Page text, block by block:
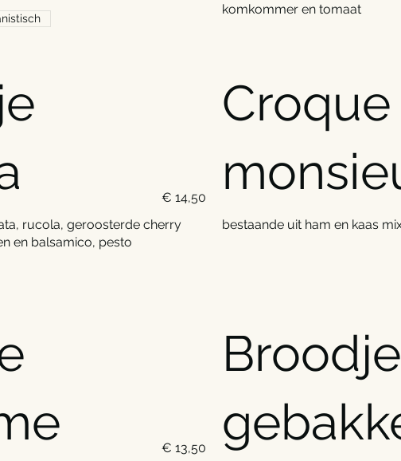
komkommer en tomaat
rucola, geroosterde cherry
en balsamico, pesto
€ 14,50
Croque
bestaande uit ham en kaas
€ 13,50
Broodje